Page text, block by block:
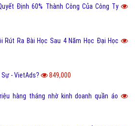
Định 60% Thành Công Của Công Ty
Rút Ra Bài Học Sau 4 Năm Học Đại Học
Sự - VietAds? 849,000
hàng tháng nhờ kinh doanh quần áo